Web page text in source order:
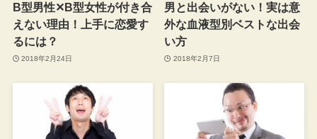
B型男性✕B型女性が付き合
えない理由！上手に恋愛す
るには？
2018年2月24日
男と出会いがない！実は意
外な血液型別ベストな出会
い方
2018年2月7日